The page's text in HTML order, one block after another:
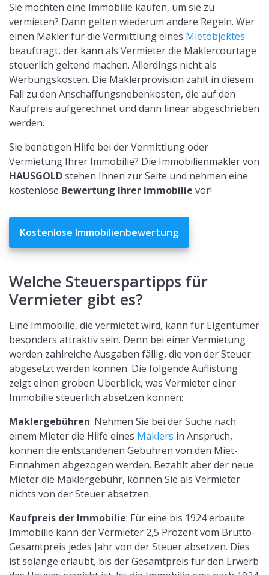
Sie möchten eine Immobilie kaufen, um sie zu
vermieten? Dann gelten wiederum andere Regeln. Wer
einen Makler für die Vermittlung eines Mietobjektes
beauftragt, der kann als Vermieter die Maklercourtage
steuerlich geltend machen. Allerdings nicht als
Werbungskosten. Die Maklerprovision zählt in diesem
Fall zu den Anschaffungsnebenkosten, die auf den
Kaufpreis aufgerechnet und dann linear abgeschrieben
werden.
Sie benötigen Hilfe bei der Vermittlung oder
Vermietung Ihrer Immobilie? Die Immobilienmakler von
HAUSGOLDstehen Ihnen zur Seite und nehmen eine
kostenlose Bewertung Ihrer Immobilie vor!
Kostenlose Immobilienbewertung
Welche Steuerspartipps für
Vermieter gibt es?
Eine Immobilie, die vermietet wird, kann für Eigentümer
besonders attraktiv sein. Denn bei einer Vermietung
werden zahlreiche Ausgaben fällig, die von der Steuer
abgesetzt werden können. Die folgende Auflistung
zeigt einen groben Überblick, was Vermieter einer
Immobilie steuerlich absetzen können:
Maklergebühren: Nehmen Sie bei der Suche nach
einem Mieter die Hilfe eines Maklers in Anspruch,
können die entstandenen Gebühren von den Miet-
Einnahmen abgezogen werden. Bezahlt aber der neue
Mieter die Maklergebühr, können Sie als Vermieter
nichts von der Steuer absetzen.
Kaufpreis der Immobilie: Für eine bis 1924 erbaute
Immobilie kann der Vermieter 2,5 Prozent vom Brutto-
Gesamtpreis jedes Jahr von der Steuer absetzen. Dies
ist solange erlaubt, bis der Gesamtpreis für den Erwerb